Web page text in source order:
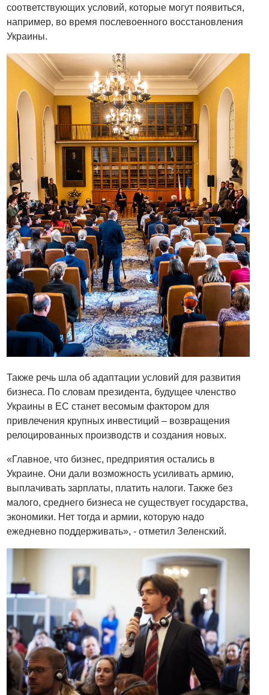
соответствующих условий, которые могут появиться,
например, во время послевоенного восстановления
Украины.
Также речь шла об адаптации условий для развития
бизнеса. По словам президента, будущее членство
Украины в ЕС станет весомым фактором для
привлечения крупных инвестиций – возвращения
релоцированных производств и создания новых.
«Главное, что бизнес, предприятия остались в
Украине. Они дали возможность усиливать армию,
выплачивать зарплаты, платить налоги. Также без
малого, среднего бизнеса не существует государства,
экономики. Нет тогда и армии, которую надо
ежедневно поддерживать», - отметил Зеленский.